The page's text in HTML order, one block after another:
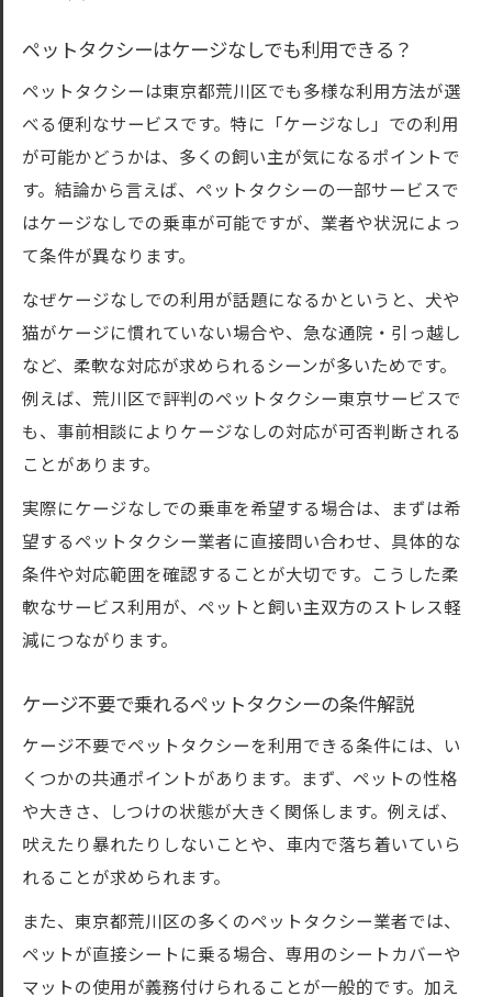
ペットタクシーはケージなしでも利用できる？
ペットタクシーは東京都荒川区でも多様な利用方法が選
べる便利なサービスです。特に「ケージなし」での利用
が可能かどうかは、多くの飼い主が気になるポイントで
す。結論から言えば、ペットタクシーの一部サービスで
はケージなしでの乗車が可能ですが、業者や状況によっ
て条件が異なります。
なぜケージなしでの利用が話題になるかというと、犬や
猫がケージに慣れていない場合や、急な通院・引っ越し
など、柔軟な対応が求められるシーンが多いためです。
例えば、荒川区で評判のペットタクシー東京サービスで
も、事前相談によりケージなしの対応が可否判断される
ことがあります。
実際にケージなしでの乗車を希望する場合は、まずは希
望するペットタクシー業者に直接問い合わせ、具体的な
条件や対応範囲を確認することが大切です。こうした柔
軟なサービス利用が、ペットと飼い主双方のストレス軽
減につながります。
ケージ不要で乗れるペットタクシーの条件解説
ケージ不要でペットタクシーを利用できる条件には、い
くつかの共通ポイントがあります。まず、ペットの性格
や大きさ、しつけの状態が大きく関係します。例えば、
吠えたり暴れたりしないことや、車内で落ち着いていら
れることが求められます。
また、東京都荒川区の多くのペットタクシー業者では、
ペットが直接シートに乗る場合、専用のシートカバーや
マットの使用が義務付けられることが一般的です。加え